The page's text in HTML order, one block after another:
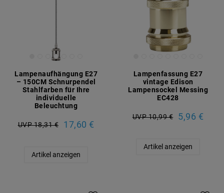
Lampenaufhängung E27
– 150CM Schnurpendel
Stahlfarben für Ihre
individuelle
Beleuchtung
UVP 18,31 € 17,60 €
Artikel anzeigen
Lampenfassung E27
vintage Edison
Lampensockel Messing
EC428
UVP 10,99 € 5,96 €
Artikel anzeigen